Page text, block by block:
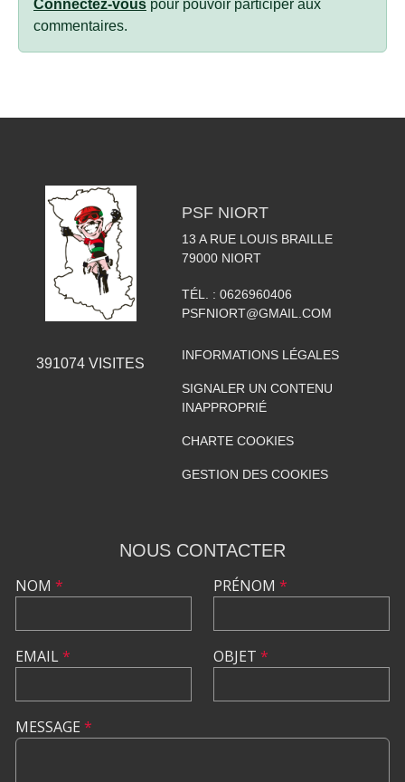
Connectez-vous pour pouvoir participer aux
commentaires.
391074 VISITES
PSF NIORT
13 A RUE LOUIS BRAILLE
79000 NIORT
TÉL. : 0626960406
PSFNIORT@GMAIL.COM
INFORMATIONS LÉGALES
SIGNALER UN CONTENU
INAPPROPRIÉ
CHARTE COOKIES
GESTION DES COOKIES
NOUS CONTACTER
NOM *
EMAIL*
PRÉNOM *
OBJET *
MESSAGE *